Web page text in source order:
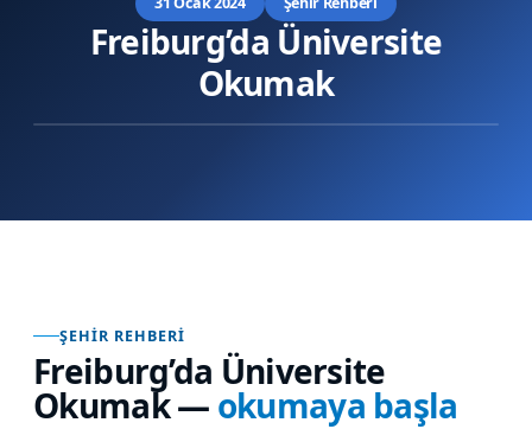
Freiburg’da Üniversite
Okumak
ŞEHIR REHBERI
Freiburg’da Üniversite
Okumak— okumaya başla